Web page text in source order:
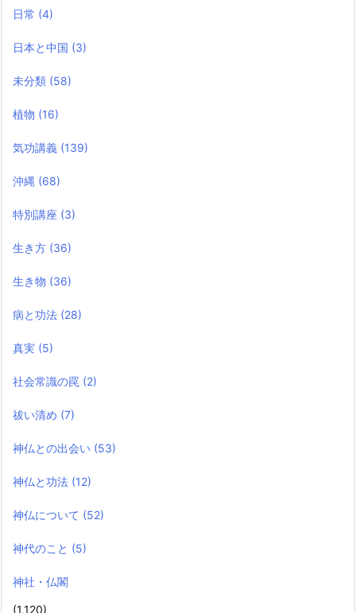
日常 (4)
日本と中国 (3)
未分類 (58)
植物 (16)
気功講義 (139)
沖縄 (68)
特別講座 (3)
生き方 (36)
生き物 (36)
病と功法 (28)
真実 (5)
社会常識の罠 (2)
祓い清め (7)
神仏との出会い (53)
神仏と功法 (12)
神仏について (52)
神代のこと (5)
神社・仏閣
(1,120)